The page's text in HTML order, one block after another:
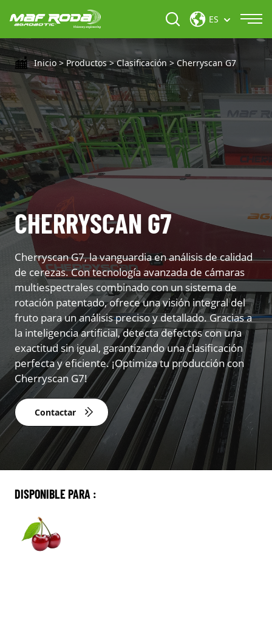
ES
Inicio > Productos> Clasificación > Cherryscan G7
CHERRYSCAN G7
Cherryscan G7, la vanguardia en análisis de calidad
de cerezas. Con tecnología avanzada de cámaras
multiespectrales combinado con un sistema de
rotación patentado, ofrece una visión integral del
fruto para un análisis preciso y detallado. Gracias a
la inteligencia artificial, detecta defectos con una
exactitud sin igual, garantizando una clasificación
perfecta y eficiente. ¡Optimiza tu producción con
Cherryscan G7!
Contactar
DISPONIBLE PARA :